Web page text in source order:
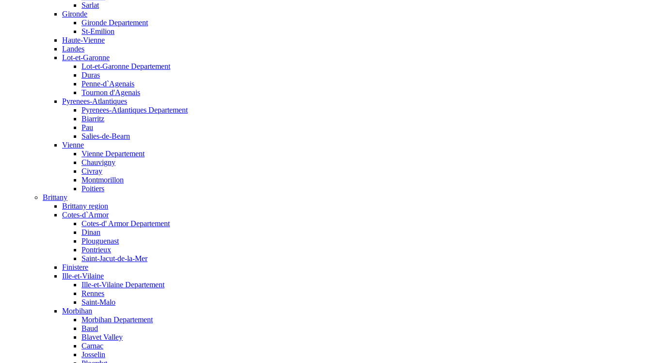
Sarlat
Gironde
Gironde Departement
St-Emilion
Haute-Vienne
Landes
Lot-et-Garonne
Lot-et-Garonne Departement
Duras
Penne-d`Agenais
Tournon d'Agenais
Pyrenees-Atlantiques
Pyrenees-Atlantiques Departement
Biarritz
Pau
Salies-de-Bearn
Vienne
Vienne Departement
Chauvigny
Civray
Montmorillon
Poitiers
Brittany
Brittany region
Cotes-d`Armor
Cotes-d' Armor Departement
Dinan
Plouguenast
Pontrieux
Saint-Jacut-de-la-Mer
Finistere
Ille-et-Vilaine
Ille-et-Vilaine Departement
Rennes
Saint-Malo
Morbihan
Morbihan Departement
Baud
Blavet Valley
Carnac
Josselin